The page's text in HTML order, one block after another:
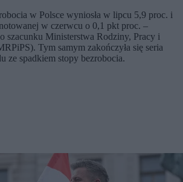
w Polsce wyniosła w lipcu 5,9 proc. i
w czerwcu o 0,1 pkt proc. –
szacunku Ministerstwa Rodziny, Pracy i
Tym samym zakończyła się seria
ze spadkiem stopy bezrobocia.